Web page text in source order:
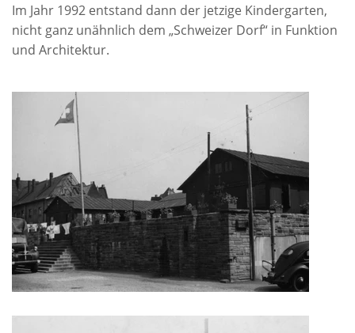
Im Jahr 1992 entstand dann der jetzige Kindergarten,
nicht ganz unähnlich dem „Schweizer Dorf“ in Funktion
und Architektur.